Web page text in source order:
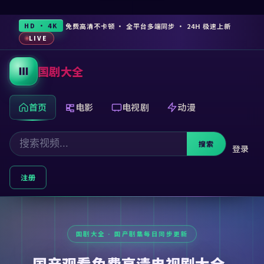
HD · 4K 免费高清不卡顿 · 全平台多端同步 · 24H 极速上新
LIVE
国剧大全
首页 电影 电视剧 动漫
搜索 登录
注册